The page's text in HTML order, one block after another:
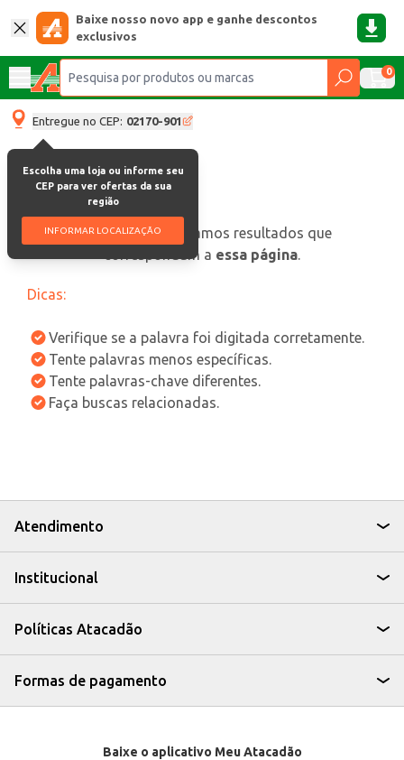
Baixe nosso novo app e ganhe descontos
exclusivos
0
Entregue no CEP: 02170-901
Escolha uma loja ou informe seu
CEP para ver ofertas da sua
região
INFORMAR LOCALIZAÇÃO
oops, não encontramos resultados que
correspondam a essa página.
Dicas:
Verifique se a palavra foi digitada corretamente.
Tente palavras menos específicas.
Tente palavras-chave diferentes.
Faça buscas relacionadas.
Atendimento
Institucional
Políticas Atacadão
Formas de pagamento
Baixe o aplicativo Meu Atacadão